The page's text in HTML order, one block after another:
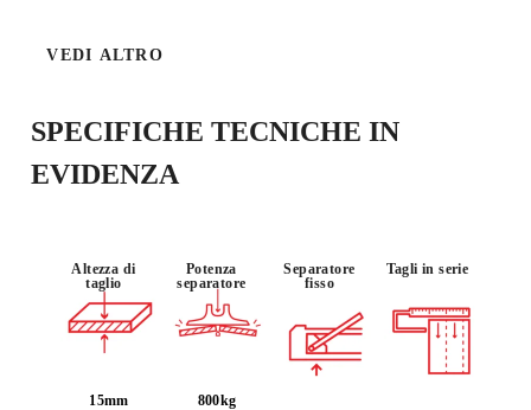
VEDI ALTRO
SPECIFICHE TECNICHE IN
EVIDENZA
Altezza di
taglio
15mm
Potenza
separatore
800kg
Separatore
fisso
Tagli in serie